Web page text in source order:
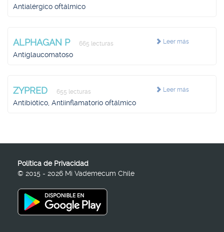
Antialérgico oftálmico
Leer más
ALPHAGAN P 665 lecturas
Antiglaucomatoso
Leer más
ZYPRED 655 lecturas
Antibiótico, Antiinflamatorio oftálmico
Política de Privacidad
© 2015 - 2026 Mi Vademecum Chile